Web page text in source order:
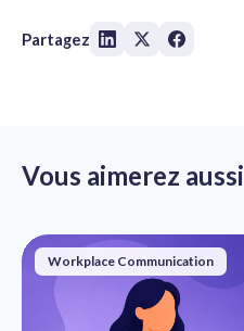
Partagez
Vous aimerez aussi
Workplace Communication